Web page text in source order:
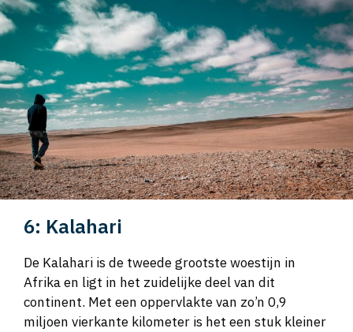
6: Kalahari
De Kalahari is de tweede grootste woestijn in
Afrika en ligt in het zuidelijke deel van dit
continent. Met een oppervlakte van zo’n 0,9
miljoen vierkante kilometer is het een stuk kleiner